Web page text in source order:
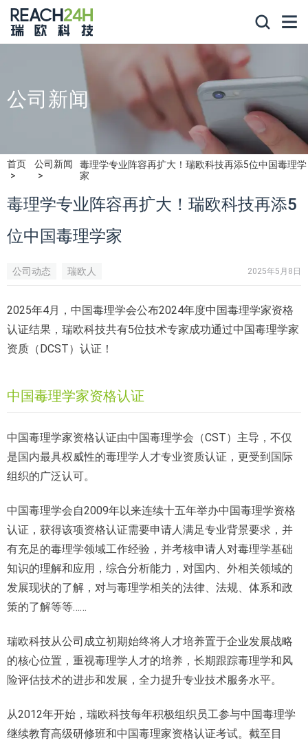
公司新闻
首页 公司新闻
毒理学专业阵容再扩大！瑞欧科技再添5位中国毒理学
家
毒理学专业阵容再扩大！瑞欧科技再添5
位中国毒理学家
公司动态 瑞欧人 2025年5月8日
2025年4月，中国毒理学会公布2024年度中国毒理学家资格
认证结果，瑞欧科技共有5位技术专家成功通过中国毒理学家
资质（DCST）认证！
中国毒理学家资格认证
中国毒理学家资格认证由中国毒理学会（CST）主导，不仅
是国内最具权威性的毒理学人才专业资质认证，更受到国际
组织的广泛认可。
中国毒理学会自2009年以来连续十五年举办中国毒理学资格
认证，获得该项资格认证需要申请人满足专业背景要求，并
有充足的毒理学领域工作经验，并考核申请人对毒理学基础
知识的理解和应用，综合分析能力，对国内、外相关领域的
发展现状的了解，对与毒理学相关的法律、法规、体系和政
策的了解等等……
瑞欧科技从公司成立初期始终将人才培养置于企业发展战略
的核心位置，重视毒理学人才的培养，长期跟踪毒理学和风
险评估技术的进步和发展，全力提升专业技术服务水平。
从2012年开始，瑞欧科技每年积极组织员工参与中国毒理学
继续教育高级研修班和中国毒理家资格认证考试。截至目